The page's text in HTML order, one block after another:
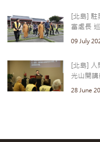
[北島] 駐
富處長
09 July
[北島] 人
光山開
28 June